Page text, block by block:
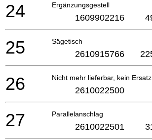
Ergänzungsgestell
24 1609902216
Sägetisch
25 2610915766
Nicht mehr lieferbar, kein Ersatz
26 2610022500
Parallelanschlag
27 2610022501